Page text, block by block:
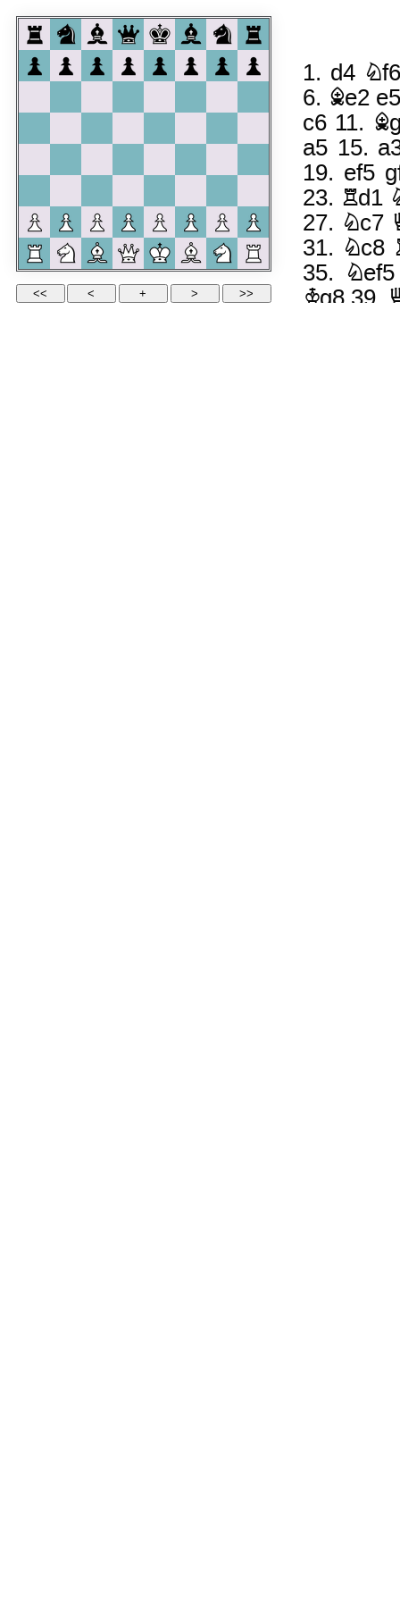
1. d4 Nf6
6. Be2
c6 11.
a5 15.
19. ef5
23. Rd1
27. Nc7
31. Nc8
35. Nef5
Kg8 39.